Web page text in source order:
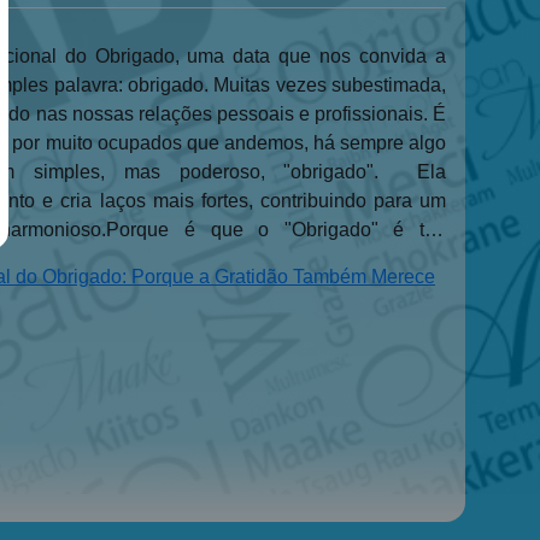
do Obrigado, uma data que nos convida a
palavra: obrigado. Muitas vezes subestimada,
nas nossas relações pessoais e profissionais. É
por muito ocupados que andemos, há sempre algo
simples, mas poderoso, "obrigado". Ela
e cria laços mais fortes, contribuindo para um
é que o "Obrigado" é tão
bocadinho mais visível! Ao agradecer, estamos
a criar boas vibrações e, quem sabe, a construir
profissional e pessoal. Estudos demonstram
do Obrigado: Porque a Gratidão Também Merece